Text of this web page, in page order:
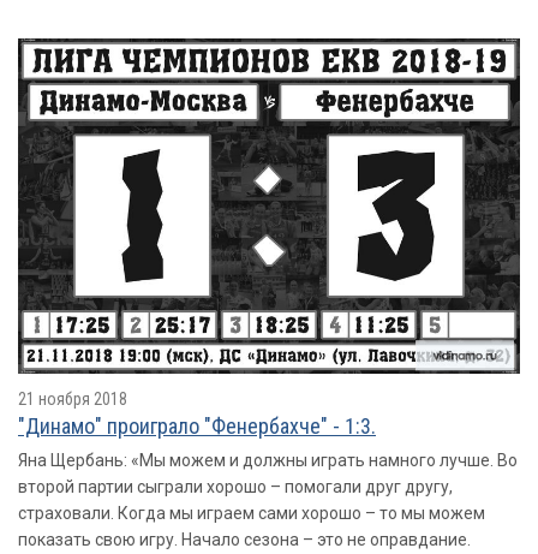
21 ноября 2018
"Динамо" проиграло "Фенербахче" - 1:3.
Яна Щербань: «Мы можем и должны играть намного лучше. Во
второй партии сыграли хорошо – помогали друг другу,
страховали. Когда мы играем сами хорошо – то мы можем
показать свою игру. Начало сезона – это не оправдание.